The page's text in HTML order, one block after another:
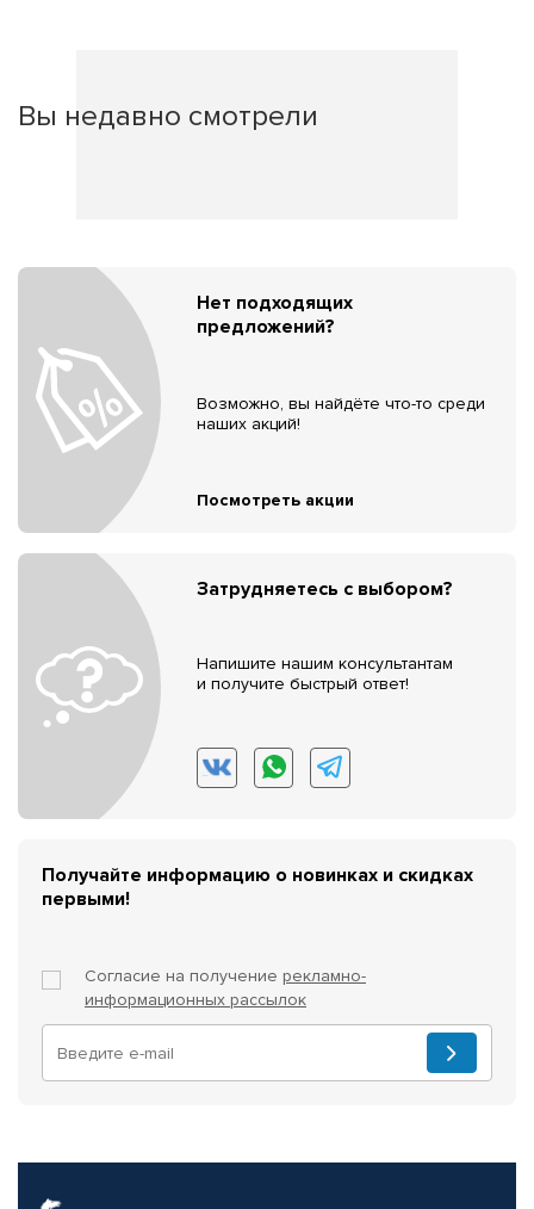
Вы недавно смотрели
Нет подходящих
предложений?
Возможно, вы найдёте что-то среди
наших акций!
Посмотреть акции
Затрудняетесь с выбором?
Напишите нашим консультантам
и получите быстрый ответ!
Получайте информацию о новинках и скидках
первыми!
Согласие на получение рекламно-
информационных рассылок